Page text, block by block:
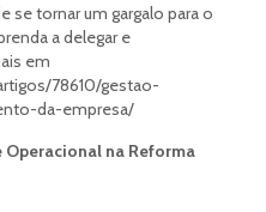
se tornar um gargalo para o
a delegar e
em
78610/gestao-
da-empresa/
Operacional na Reforma